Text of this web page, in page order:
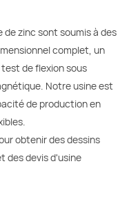
de zinc sont soumis à des
complet, un
de flexion sous
Notre usine est
de production en
obtenir des dessins
des devis d'usine